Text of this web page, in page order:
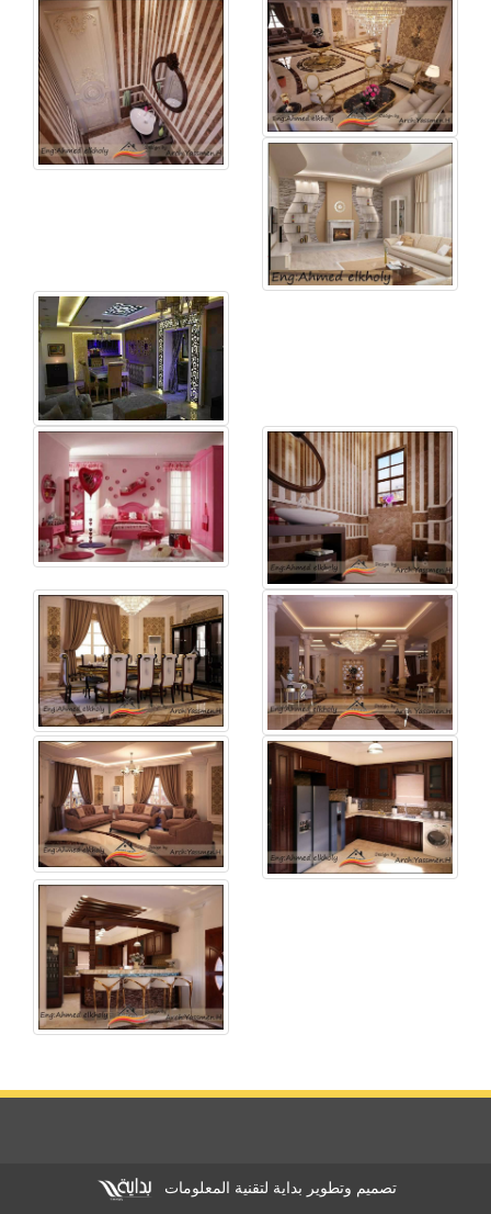
تصميم وتطوير بداية لتقنية المعلومات